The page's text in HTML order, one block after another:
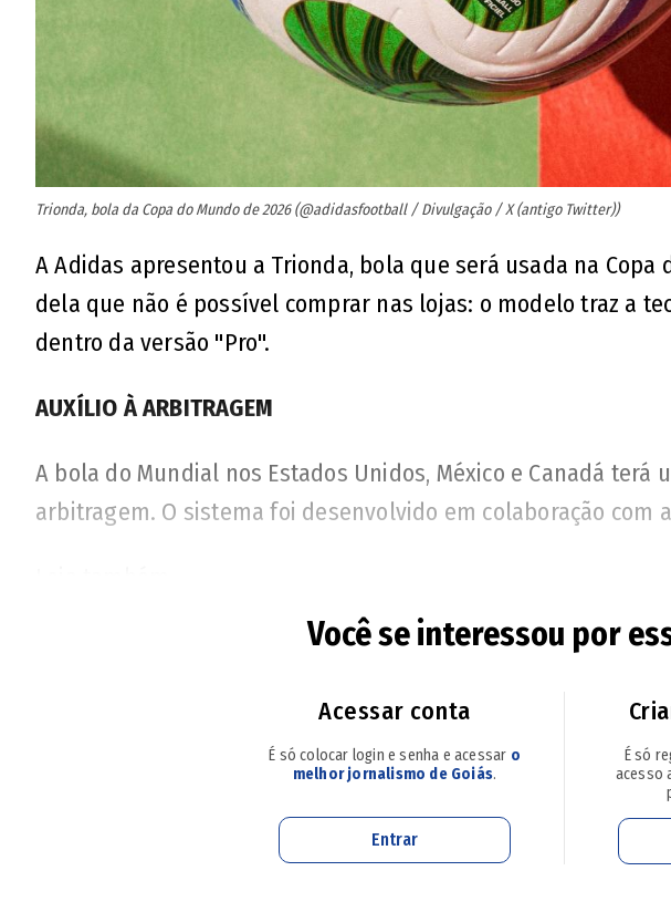
Trionda, bola da Copa do Mundo de 2026 (@adidasfootball / Divulgação / X (antigo Twitter))
A Adidas apresentou a Trionda, bola que será usada na Copa
dela que não é possível comprar nas lojas: o modelo traz a
dentro da versão "Pro".
AUXÍLIO À ARBITRAGEM
A bola do Mundial nos Estados Unidos, México e Canadá
arbitragem. O sistema foi desenvolvido em colaboração com
+Em sua estreia, técnico do Vila Nova lamenta erros e
A Tecnologia de Bola Conectada envia dados precisos em
uma combinação com o GPS dos jogadores e uso de
Outro detalhe que a tecnologia pode ajudar é em relação
Você se interessou por
Acessar conta
É só colocar login e senha e acessar o
melhor jornalismo de Goiás.
Entrar
É só
acesso